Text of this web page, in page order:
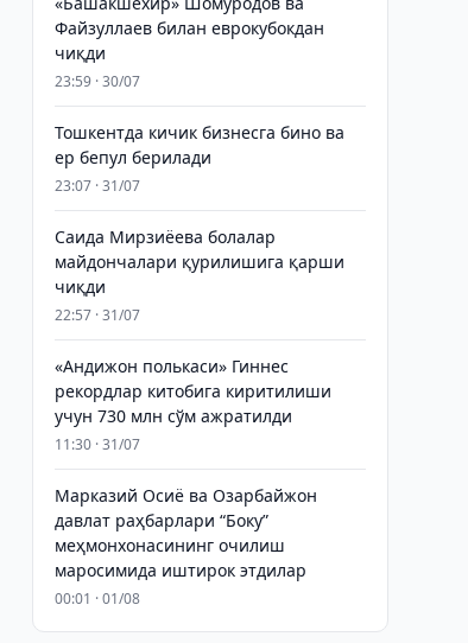
Файзуллаев билан еврокубокдан
чиқди
23:59 · 30/07
Тошкентда кичик бизнесга бино ва
ер бепул берилади
23:07 · 31/07
Саида Мирзиёева болалар
майдончалари қурилишига қарши
чиқди
22:57 · 31/07
«Андижон полькаси» Гиннес
рекордлар китобига киритилиши
учун 730 млн сўм ажратилди
11:30 · 31/07
Марказий Осиё ва Озарбайжон
давлат раҳбарлари “Боку”
меҳмонхонасининг очилиш
маросимида иштирок этдилар
00:01 · 01/08